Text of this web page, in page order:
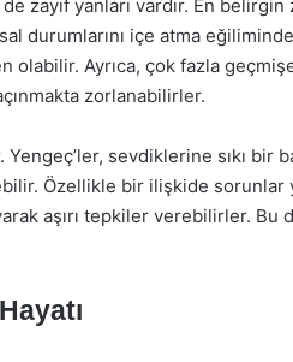
zayıf yanları vardır. En belirgin
durumlarını içe atma
Ayrıca, çok fazla geçmişe
zorlanabilirler.
Yengeç’ler, sevdiklerine sıkı bir
Özellikle bir ilişkide sorunlar
aşırı tepkiler verebilirler. Bu